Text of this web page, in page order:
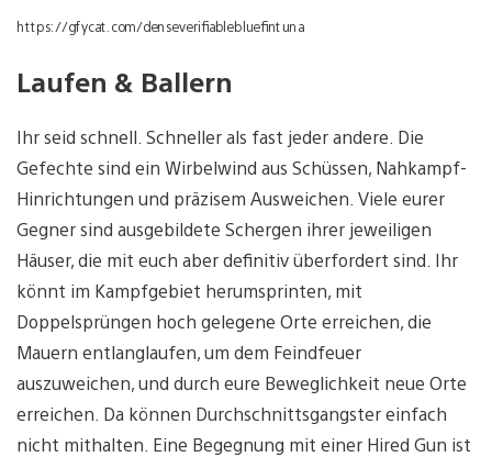
https://gfycat.com/denseverifiablebluefintuna
Laufen & Ballern
Ihr seid schnell. Schneller als fast jeder andere. Die
Gefechte sind ein Wirbelwind aus Schüssen, Nahkampf-
Hinrichtungen und präzisem Ausweichen. Viele eurer
Gegner sind ausgebildete Schergen ihrer jeweiligen
Häuser, die mit euch aber definitiv überfordert sind. Ihr
könnt im Kampfgebiet herumsprinten, mit
Doppelsprüngen hoch gelegene Orte erreichen, die
Mauern entlanglaufen, um dem Feindfeuer
auszuweichen, und durch eure Beweglichkeit neue Orte
erreichen. Da können Durchschnittsgangster einfach
nicht mithalten. Eine Begegnung mit einer Hired Gun ist